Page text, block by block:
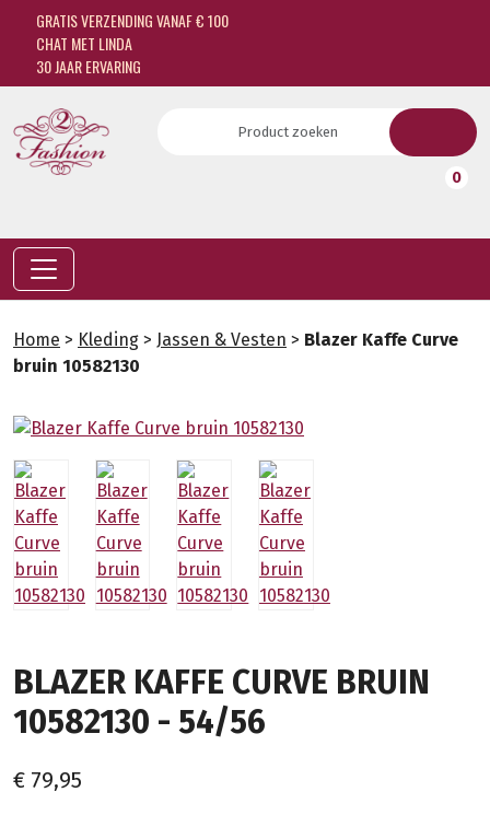
GRATIS VERZENDING VANAF € 100
CHAT MET LINDA
30 JAAR ERVARING
0
Home > Kleding > Jassen & Vesten > Blazer Kaffe Curve
bruin 10582130
BLAZER KAFFE CURVE BRUIN
10582130 - 54/56
€ 79,95